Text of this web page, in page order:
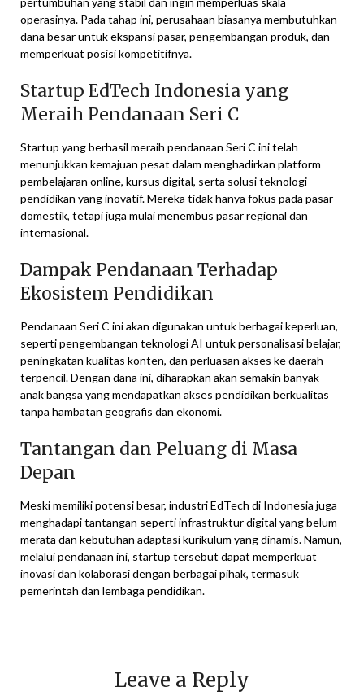
operasinya. Pada tahap ini, perusahaan biasanya membutuhkan
dana besar untuk ekspansi pasar, pengembangan produk, dan
memperkuat posisi kompetitifnya.
Startup EdTech Indonesia yang
Meraih Pendanaan Seri C
Startup yang berhasil meraih pendanaan Seri C ini telah
menunjukkan kemajuan pesat dalam menghadirkan platform
pembelajaran online, kursus digital, serta solusi teknologi
pendidikan yang inovatif. Mereka tidak hanya fokus pada pasar
domestik, tetapi juga mulai menembus pasar regional dan
internasional.
Dampak Pendanaan Terhadap
Ekosistem Pendidikan
Pendanaan Seri C ini akan digunakan untuk berbagai keperluan,
seperti pengembangan teknologi AI untuk personalisasi belajar,
peningkatan kualitas konten, dan perluasan akses ke daerah
terpencil. Dengan dana ini, diharapkan akan semakin banyak
anak bangsa yang mendapatkan akses pendidikan berkualitas
tanpa hambatan geografis dan ekonomi.
Tantangan dan Peluang di Masa
Depan
Meski memiliki potensi besar, industri EdTech di Indonesia juga
menghadapi tantangan seperti infrastruktur digital yang belum
merata dan kebutuhan adaptasi kurikulum yang dinamis. Namun,
melalui pendanaan ini, startup tersebut dapat memperkuat
inovasi dan kolaborasi dengan berbagai pihak, termasuk
pemerintah dan lembaga pendidikan.
Leave a Reply